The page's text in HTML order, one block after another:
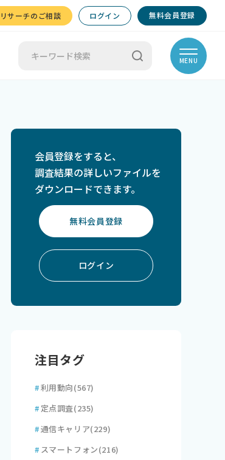
リサーチのご相談 ログイン 無料会員登録
MENU
会員登録をすると、
調査結果の詳しいファイルを
ダウンロードできます。
無料会員登録
ログイン
注目タグ
#利用動向(567)
# 定点調査(235)
#通信キャリア(229)
# スマートフォン(216)